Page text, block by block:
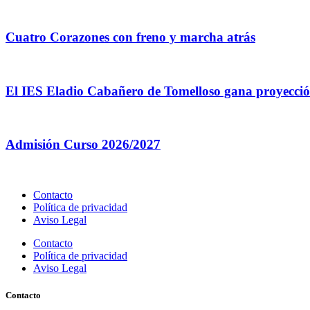
Cuatro Corazones con freno y marcha atrás
El IES Eladio Cabañero de Tomelloso gana
Admisión Curso 2026/2027
Contacto
Política de privacidad
Aviso Legal
Contacto
Política de privacidad
Aviso Legal
Contacto